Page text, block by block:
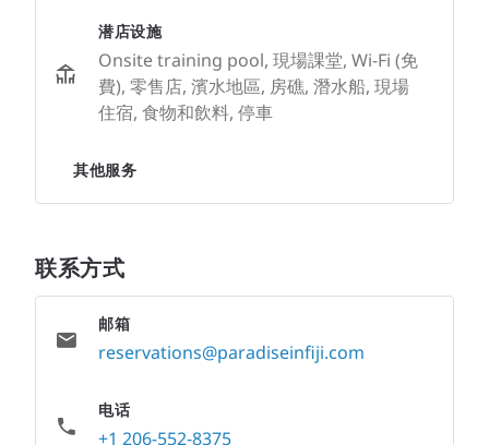
潜店设施
Onsite training pool, 現場課堂, Wi-Fi (免
費), 零售店, 濱水地區, 房礁, 潛水船, 現場
住宿, 食物和飲料, 停車
其他服务
联系方式
邮箱
reservations@paradiseinfiji.com
电话
+1 206-552-8375